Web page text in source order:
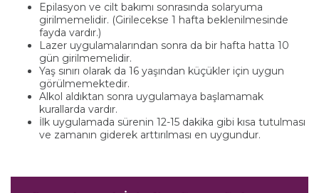
Epilasyon ve cilt bakımı sonrasında solaryuma
girilmemelidir. (Girilecekse 1 hafta beklenilmesinde
fayda vardır.)
Lazer uygulamalarından sonra da bir hafta hatta 10
gün girilmemelidir.
Yaş sınırı olarak da 16 yaşından küçükler için uygun
görülmemektedir.
Alkol aldıktan sonra uygulamaya başlamamak
kurallarda vardır.
İlk uygulamada sürenin 12-15 dakika gibi kısa tutulması
ve zamanın giderek arttırılması en uygundur.